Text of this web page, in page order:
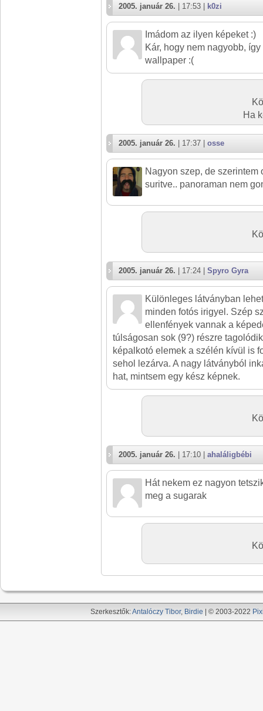
2005. január 26. | 17:53 | k0zi
Imádom az ilyen képeket :)
Kár, hogy nem nagyobb,
wallpaper :(
Ha
2005. január 26. | 17:37 | osse
Nagyon szep, de szerintem
suritve.. panoraman nem
2005. január 26. | 17:24 | Spyro Gyra
Különleges látványban
minden fotós irigyel. Szép
ellenfények vannak a
túlságosan sok (9?) részre
képalkotó elemek a szélén kívül is
sehol lezárva. A nagy látványból
hat, mintsem egy kész képnek.
2005. január 26. | 17:10 | ahaláligbébi
Hát nekem ez nagyon
meg a sugarak
Szerkesztők:Antalóczy Tibor, Birdie | © 2003-2022